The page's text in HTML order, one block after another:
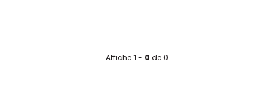
Affiche1 - 0 de 0